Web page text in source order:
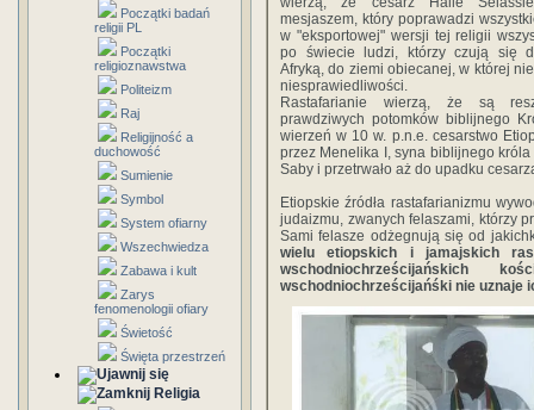
Początki badań
religii PL
Początki
religioznawstwa
Politeizm
Raj
Religijność a
duchowość
Sumienie
Symbol
System ofiarny
Wszechwiedza
Zabawa i kult
Zarys
fenomenologii ofiary
Świetość
Święta przestrzeń
Religia
mesjaszem, który poprawadzi
w "eksportowej" wersji tej religii
po świecie ludzi, którzy czują się
Afryką, do ziemi obiecanej, w której
niesprawiedliwości.
Rastafarianie wierzą, że są
prawdziwych potomków biblijnego
wierzeń w 10 w. p.n.e. cesarstwo
przez Menelika I, syna biblijnego
Saby i przetrwało aż do upadku
Etiopskie źródła rastafarianizmu
judaizmu, zwanych felaszami, którzy
Sami felasze odżegnują się od
wielu etiopskich i jamajskich
wschodniochrześcijańśki nie uznaje